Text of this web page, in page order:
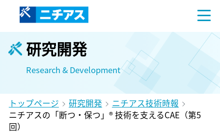
研究開発
Research & Development
トップページ 研究開発
ニチアス技術時報
ニチアスの「断つ・保つ」® 技術を支えるCAE（第5
回）